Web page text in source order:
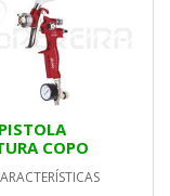
COPO
G-125N